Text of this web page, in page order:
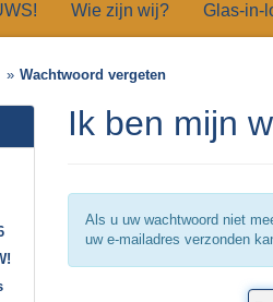
Wie zijn wij? Glas-in-
Wachtwoord vergeten
Ik ben mijn
Als u uw wachtwoord niet
uw e-mailadres verzonden